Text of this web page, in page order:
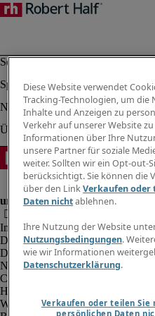
Impressum
Datenschutz
Datenschutz Arbeitnehmer/
Nutzungsbedingungen
Cookies
Hinweisgebersystem
Webmaster Feedback
Diese Website verwendet
Tracking-Technologien, um
Inhalte und Anzeigen zu
Verkehr auf unserer Website
Informationen über Ihre
unsere Partner für soziale
weiter. Sollten wir ein Opt-out-
berücksichtigt. Sie können die
über den LinkVerkaufen oder
Daten nichtablehnen.
Ihre Nutzung der Website
Nutzungsbedingungen.
wie wir Informationen
Datenschutzerklärung.
Verkaufen oder teilen Sie
persönlichen Daten